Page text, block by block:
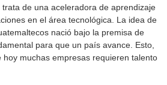
de una aceleradora de aprendizaje
en el área tecnológica. La idea de
nació bajo la premisa de
para que un país avance. Esto,
muchas empresas requieren talento